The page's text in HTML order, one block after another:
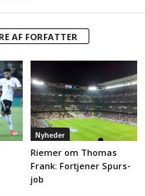
AF FORFATTER
Nyheder
Riemer om Thomas
Frank: Fortjener Spurs-
job